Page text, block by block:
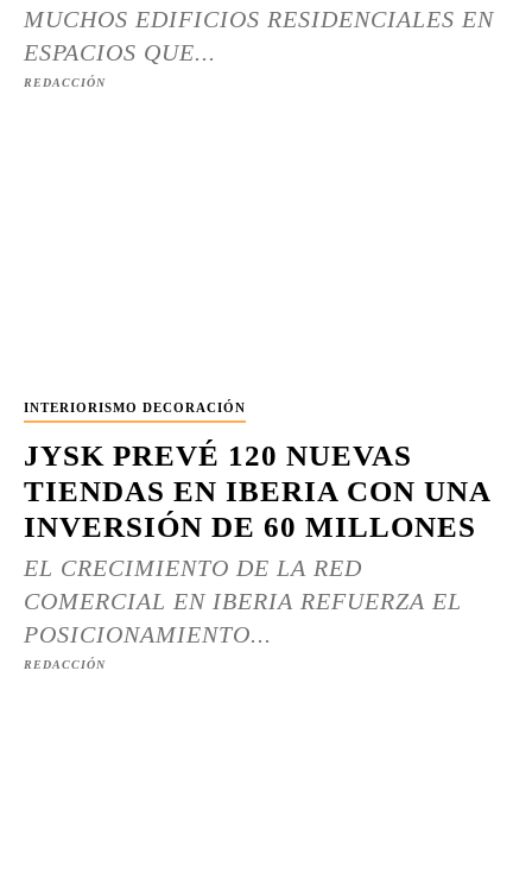
MUCHOS EDIFICIOS RESIDENCIALES EN
ESPACIOS QUE...
REDACCIÓN
INTERIORISMO DECORACIÓN
JYSK PREVÉ 120 NUEVAS
TIENDAS EN IBERIA CON UNA
INVERSIÓN DE 60 MILLONES
EL CRECIMIENTO DE LA RED
COMERCIAL EN IBERIA REFUERZA EL
POSICIONAMIENTO...
REDACCIÓN